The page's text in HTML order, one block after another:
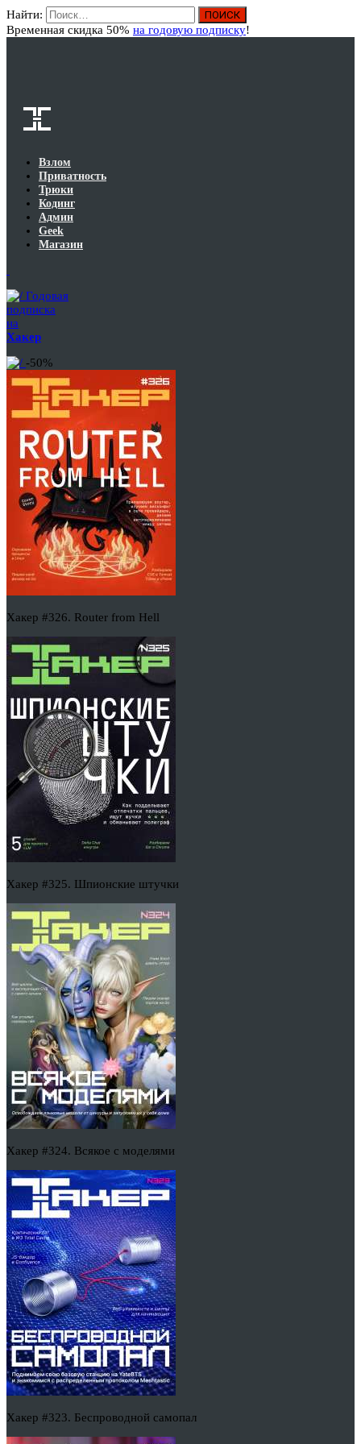
Найти:
Временная скидка 50% на годовую подписку!
Взлом
Приватность
Трюки
Кодинг
Админ
Geek
Магазин
Годовая
подписка
на
Хакер
-50%
Хакер #326. Router from Hell
Хакер #325. Шпионские штучки
Хакер #324. Всякое с моделями
Хакер #323. Беспроводной самопал